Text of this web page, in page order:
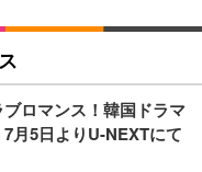
ロマンス！韓国ドラマ
7月5日よりU-NEXTにて